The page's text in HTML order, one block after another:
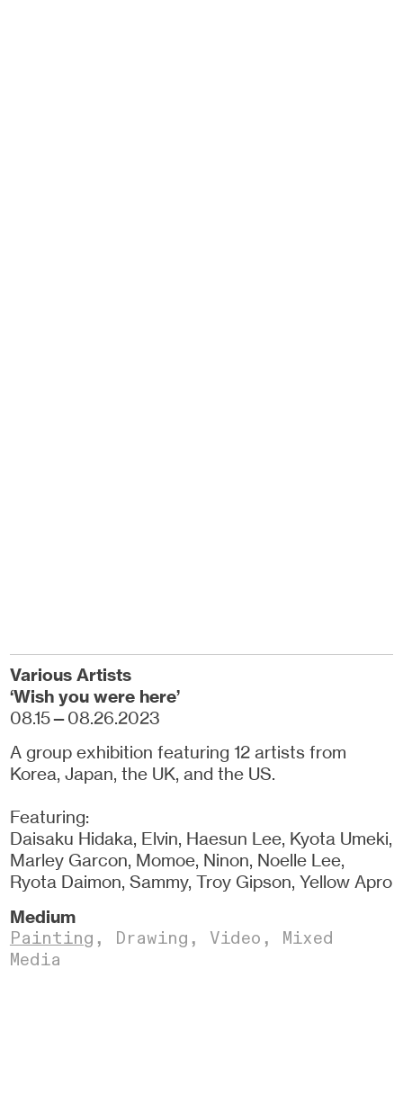
Various Artists
‘Wish you were here’
08.15—08.26.2023
A group exhibition featuring 12 artists from
Korea, Japan, the UK, and the US.
Featuring:
Daisaku Hidaka, Elvin, Haesun Lee, Kyota Umeki,
Marley Garcon, Momoe, Ninon, Noelle Lee,
Ryota Daimon, Sammy, Troy Gipson, Yellow Apro
Medium
Painting , Drawing, Video,
Mixed
Media